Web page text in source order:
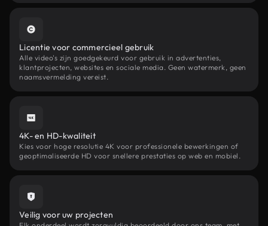
Licentie voor commercieel gebruik
Alle video's zijn goedgekeurd voor gebruik in advertenties,
klantprojecten, websites en sociale media. Geen watermerk, geen
naamsvermelding vereist.
4K- en HD-kwaliteit
Kies voor hoge resolutie 4K voor professionele bewerkingen of
geoptimaliseerde HD voor snellere prestaties op web en mobiel.
Veilig voor uw projecten